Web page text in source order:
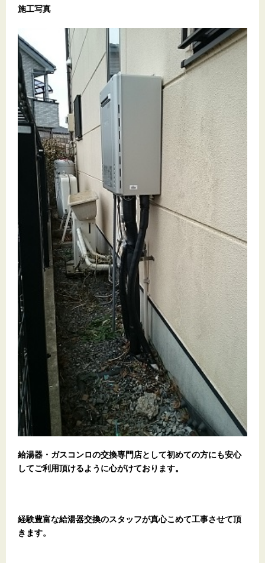
施工写真
給湯器・ガスコンロの交換専門店として初めての方にも安心
してご利用頂けるように心がけております。
経験豊富な給湯器交換のスタッフが真心こめて工事させて頂
きます。